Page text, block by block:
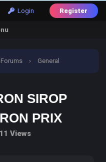
Login Register
Forums › General
SIROP
PRIX
Views